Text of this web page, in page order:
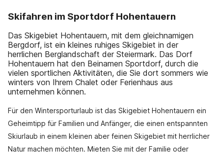
Skifahren im Sportdorf Hohentauern
Das Skigebiet Hohentauern, mit dem gleichnamigen
Bergdorf, ist ein kleines ruhiges Skigebiet in der
herrlichen Berglandschaft der Steiermark. Das Dorf
Hohentauern hat den Beinamen Sportdorf, durch die
vielen sportlichen Aktivitäten, die Sie dort sommers wie
winters von Ihrem Chalet oder Ferienhaus aus
unternehmen können.
Für den Wintersporturlaub ist das Skigebiet Hohentauern ein
Geheimtipp für Familien und Anfänger, die einen entspannten
Skiurlaub in einem kleinen aber feinen Skigebiet mit herrlicher
Natur machen möchten. Mieten Sie mit der Familie oder